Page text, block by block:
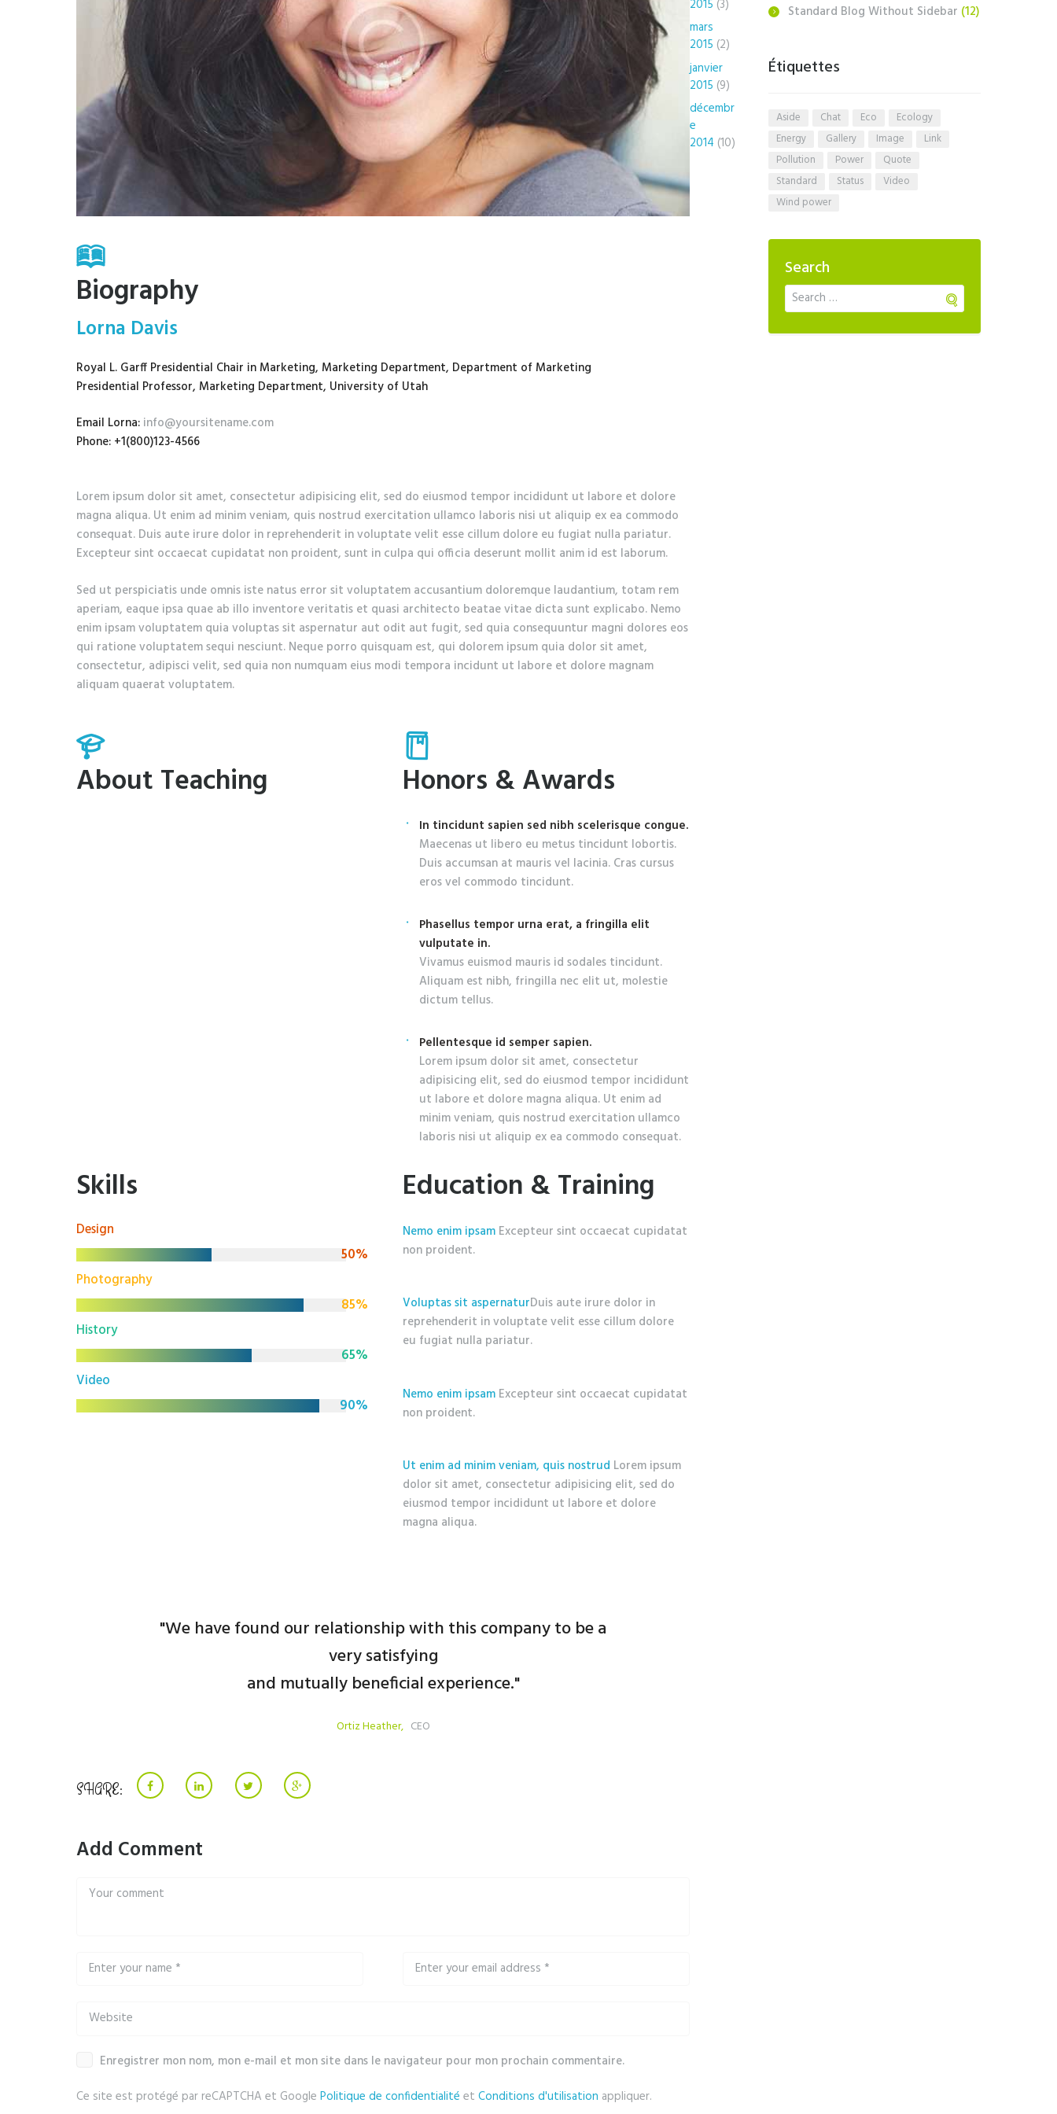
Biography
Lorna Davis
Royal L. Garff Presidential Chair in Marketing, Marketing Department, Department of Marketing
Presidential Professor, Marketing Department, University of Utah
Email Lorna: info@yoursitename.com
Phone: +1(800)123-4566
Lorem ipsum dolor sit amet, consectetur adipisicing elit, sed do eiusmod tempor incididunt ut labore et dolore
magna aliqua. Ut enim ad minim veniam, quis nostrud exercitation ullamco laboris nisi ut aliquip ex ea commodo
consequat. Duis aute irure dolor in reprehenderit in voluptate velit esse cillum dolore eu fugiat nulla pariatur.
Excepteur sint occaecat cupidatat non proident, sunt in culpa qui officia deserunt mollit anim id est laborum.
Sed ut perspiciatis unde omnis iste natus error sit voluptatem accusantium doloremque laudantium, totam rem
aperiam, eaque ipsa quae ab illo inventore veritatis et quasi architecto beatae vitae dicta sunt explicabo. Nemo
enim ipsam voluptatem quia voluptas sit aspernatur aut odit aut fugit, sed quia consequuntur magni dolores eos
qui ratione voluptatem sequi nesciunt. Neque porro quisquam est, qui dolorem ipsum quia dolor sit amet,
consectetur, adipisci velit, sed quia non numquam eius modi tempora incidunt ut labore et dolore magnam
aliquam quaerat voluptatem.
About Teaching Honors & Awards
In tincidunt sapien sed nibh scelerisque congue.
Maecenas ut libero eu metus tincidunt lobortis.
Duis accumsan at mauris vel lacinia. Cras cursus
eros vel commodo tincidunt.
Phasellus tempor urna erat, a fringilla elit
vulputate in.
Vivamus euismod mauris id sodales tincidunt.
Aliquam est nibh, fringilla nec elit ut, molestie
dictum tellus.
Pellentesque id semper sapien.
Lorem ipsum dolor sit amet, consectetur
adipisicing elit, sed do eiusmod tempor incididunt
ut labore et dolore magna aliqua. Ut enim ad
minim veniam, quis nostrud exercitation ullamco
laboris nisi ut aliquip ex ea commodo consequat.
Skills
Design
50%
Photography
85%
History
65%
Video
90%
Education & Training
Nemo enim ipsam Excepteur sint occaecat cupidatat
non proident.
Voluptas sit aspernaturDuis aute irure dolor in
reprehenderit in voluptate velit esse cillum dolore
eu fugiat nulla pariatur.
Nemo enim ipsam Excepteur sint occaecat cupidatat
non proident.
Ut enim ad minim veniam, quis nostrud Lorem ipsum
dolor sit amet, consectetur adipisicing elit, sed do
eiusmod tempor incididunt ut labore et dolore
magna aliqua.
We have found our relationship with this company to be a
very satisfying
and mutually beneficial experience.
Ortiz Heather CEO
SHARE:
Add Comment
Enregistrer mon nom, mon e-mail et mon site dans le navigateur pour mon prochain commentaire.
Ce site est protégé par reCAPTCHA et Google Politique de confidentialité et Conditions d'utilisation appliquer.
Standard Blog Without Sidebar (12)
Étiquettes
aside chat eco
ecology
energy
gallery image
link
pollution
power
quote
standard
status
video
wind power
Search
2015 (3)
mars
2015 (2)
janvier
2015 (9)
décembr
e
2014 (10)